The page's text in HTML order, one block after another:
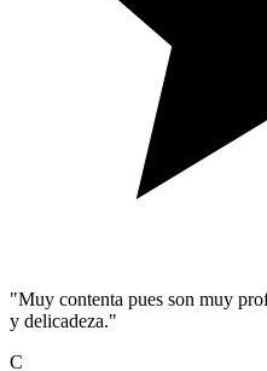
"Muy contenta pues son muy
y delicadeza."
C